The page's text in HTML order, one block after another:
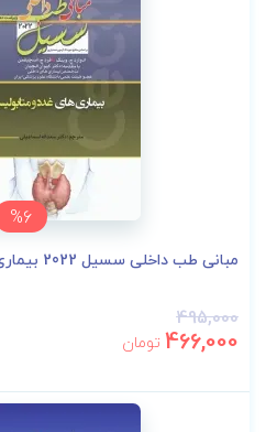
%6
مبانی طب داخلی سسیل 2022 بیماری‌های غدد و متابولیس...
495,000
466,000 تومان